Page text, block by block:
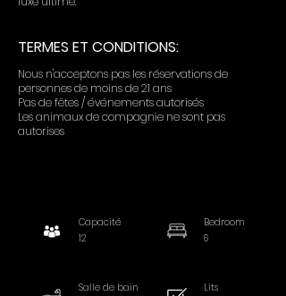
TERMES ET CONDITIONS:
Nous n'acceptons pas les réservations de
personnes de moins de 21 ans
Pas de fêtes / événements autorisés
Les animaux de compagnie ne sont pas
autorises
Capacité
12
Bedroom
6
Salle de bain
Lits